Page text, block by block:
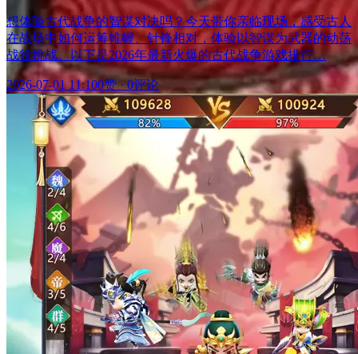
想体验古代战争的智谋对决吗？今天带你亲临现场，感受古人
在战场中如何运筹帷幄、针锋相对，体验以智谋为武器的动荡
战役挑战。以下是2026年最新火爆的古代战争游戏排行…
2026-07-01 11:100赞·0评论